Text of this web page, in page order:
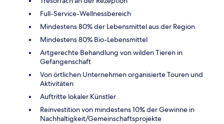
Full-Service-Wellnessbereich
Mindestens 80% der Lebensmittel aus der Region
Mindestens 80% Bio-Lebensmittel
Artgerechte Behandlung von wilden Tieren in
Gefangenschaft
Von örtlichen Unternehmen organisierte Touren und
Aktivitäten
Auftritte lokaler Künstler
Reinvestition von mindestens 10% der Gewinne in
Nachhaltigkeit/Gemeinschaftsprojekte